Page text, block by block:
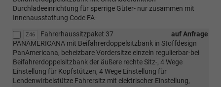
Durchladeeinrichtung für sperrige Güter- nur zusammen mit
Innenausstattung Code FA-
Z46 auf Anfrage
Fahrerhaussitzpaket 37
PANAMERICANA mit Beifahrerdoppelsitzbank in Stoffdesign
PanAmericana, beheizbare Vordersitze einzeln regulierbar-bei
Beifahrerdoppelsitzbank der äußere rechte Sitz-, 4 Wege
Einstellung für Kopfstützen, 4 Wege Einstellung für
Lendenwirbelstütze Fahrersitz mit elektrischer Einstellung,